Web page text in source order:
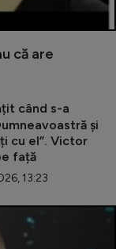
că are
când s-a
și
cu el”. Victor
față
13:23